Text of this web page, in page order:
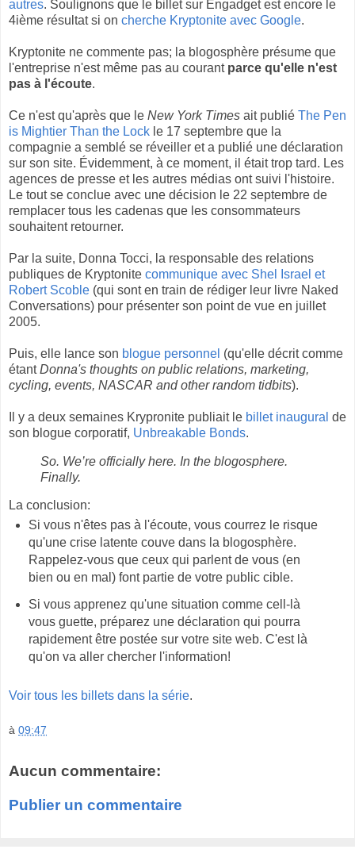
autres. Soulignons que le billet sur Engadget est encore le
4ième résultat si on cherche Kryptonite avec Google.
Kryptonite ne commente pas; la blogosphère présume que
l'entreprise n'est même pas au courant parce qu'elle n'est
pas à l'écoute.
Ce n'est qu'après que le New York Times ait publié The Pen
is Mightier Than the Lock le 17 septembre que la
compagnie a semblé se réveiller et a publié une déclaration
sur son site. Évidemment, à ce moment, il était trop tard. Les
agences de presse et les autres médias ont suivi l'histoire.
Le tout se conclue avec une décision le 22 septembre de
remplacer tous les cadenas que les consommateurs
souhaitent retourner.
Par la suite, Donna Tocci, la responsable des relations
publiques de Kryptonite communique avec Shel Israel et
Robert Scoble (qui sont en train de rédiger leur livre Naked
Conversations) pour présenter son point de vue en juillet
2005.
Puis, elle lance son blogue personnel (qu'elle décrit comme
étantDonna's thoughts on public relations, marketing,
cycling, events, NASCAR and other random tidbits).
Il y a deux semaines Krypronite publiait le billet inaugural de
son blogue corporatif, Unbreakable Bonds.
So. We’re officially here. In the blogosphere.
Finally.
La conclusion:
Si vous n'êtes pas à l'écoute, vous courrez le risque
qu'une crise latente couve dans la blogosphère.
Rappelez-vous que ceux qui parlent de vous (en
bien ou en mal) font partie de votre public cible.
Si vous apprenez qu'une situation comme cell-là
vous guette, préparez une déclaration qui pourra
rapidement être postée sur votre site web. C'est là
qu'on va aller chercher l'information!
Voir tous les billets dans la série.
à 09:47
Aucun commentaire:
Publier un commentaire